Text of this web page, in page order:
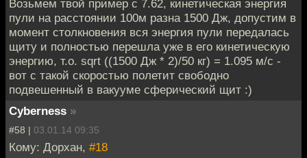
Возьмем твой пример с 7.62, кинетическая энергия
пули на расстоянии 100м разна 1500 Дж, допустим в
момент столкновения вся энергия пули передалась
щиту и полностью перешла уже в его кинетическую
энергию, т.о. sqrt ((1500 Дж * 2)/50 кг) = 1.095 м/с -
вот с такой скоростью полетит свободно
подвешенный в вакууме сферический щит :)
Cyberness »
#58 | 03.01.14 09:35
Кому: Дорхан, #18